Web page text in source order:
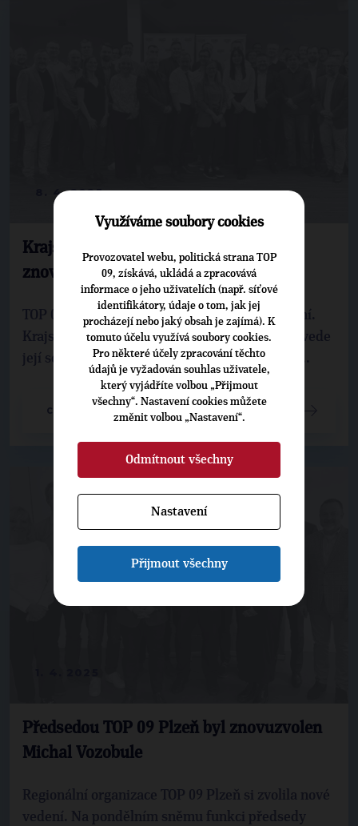
8. 4. 2025
Krajským předsedou TOP 09 byl
znovuzvolen Petr Suchý
TOP 09 v Plzeňském kraji si zvolila nové vedení.
Krajskou organizaci i v dalších dvou letech povede
její současný předseda a plzeňský zastupitel ...
CELÝ ČLÁNEK
Předsedou TOP 09 Plzeň byl znovuzvolen
Michal Vozobule
Regionální organizace TOP 09 Plzeň si zvolila nové
vedení. Na pondělním sněmu funkci předsedy
Využíváme soubory cookies
Provozovatel webu, politická strana TOP
09, získává, ukládá a zpracovává
informace o jeho uživatelích (např. síťové
identifikátory, údaje o tom, jak jej
procházejí nebo jaký obsah je zajímá). K
tomuto účelu využívá soubory cookies.
Pro některé účely zpracování těchto
údajů je vyžadován souhlas uživatele,
který vyjádříte volbou „Přijmout
všechny“. Nastavení cookies můžete
změnit volbou „Nastavení“.
Odmítnout všechny
Nastavení
Přijmout všechny